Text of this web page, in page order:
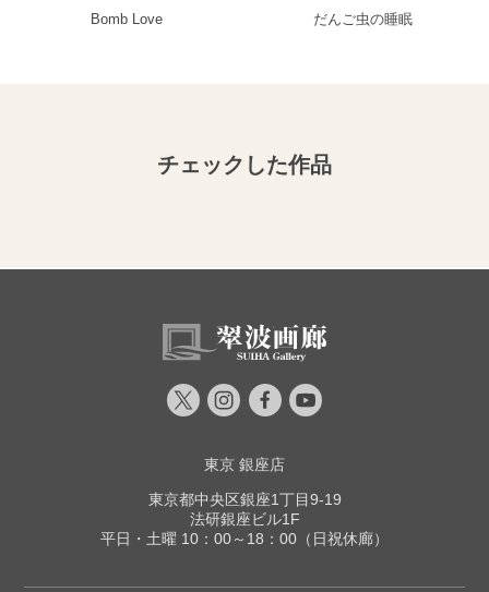
Bomb Love だんご虫の睡眠
チェックした作品
東京 銀座店
東京都中央区銀座1丁目9-19
法研銀座ビル1F
平日・土曜 10：00～18：00（日祝休廊）